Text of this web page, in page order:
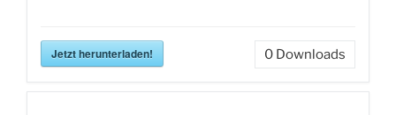
Jetzt herunterladen! 0 Downloads